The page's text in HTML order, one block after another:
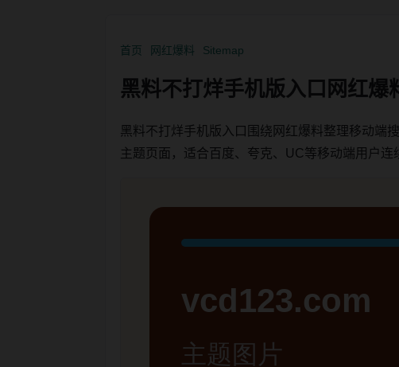
首页 网红爆料 Sitemap
黑料不打烊手机版入口网红爆
黑料不打烊手机版入口围绕网红爆料整理移动端
主题页面，适合百度、夸克、UC等移动端用户连